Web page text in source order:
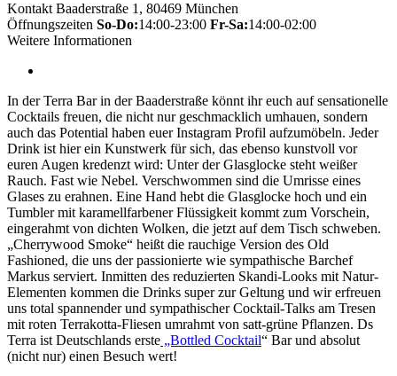
Kontakt Baaderstraße 1, 80469 München
Öffnungszeiten So-Do:14:00-23:00 Fr-Sa:14:00-02:00
Weitere Informationen
In der Terra Bar in der Baaderstraße könnt ihr euch auf sensationelle
Cocktails freuen, die nicht nur geschmacklich umhauen, sondern
auch das Potential haben euer Instagram Profil aufzumöbeln. Jeder
Drink ist hier ein Kunstwerk für sich, das ebenso kunstvoll vor
euren Augen kredenzt wird: Unter der Glasglocke steht weißer
Rauch. Fast wie Nebel. Verschwommen sind die Umrisse eines
Glases zu erahnen. Eine Hand hebt die Glasglocke hoch und ein
Tumbler mit karamellfarbener Flüssigkeit kommt zum Vorschein,
eingerahmt von dichten Wolken, die jetzt auf dem Tisch schweben.
„Cherrywood Smoke“ heißt die rauchige Version des Old
Fashioned, die uns der passionierte wie sympathische Barchef
Markus serviert. Inmitten des reduzierten Skandi-Looks mit Natur-
Elementen kommen die Drinks super zur Geltung und wir erfreuen
uns total spannender und sympathischer Cocktail-Talks am Tresen
mit roten Terrakotta-Fliesen umrahmt von satt-grüne Pflanzen. Ds
Terra ist Deutschlands erste „Bottled Cocktail“ Bar und absolut
(nicht nur) einen Besuch wert!